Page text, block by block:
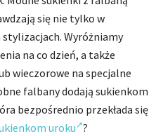
się nie tylko w
Wyróżniamy
na co dzień, a także
wieczorowe na specjalne
falbany dodają sukienkom
bezpośrednio przekłada się
uroku ?